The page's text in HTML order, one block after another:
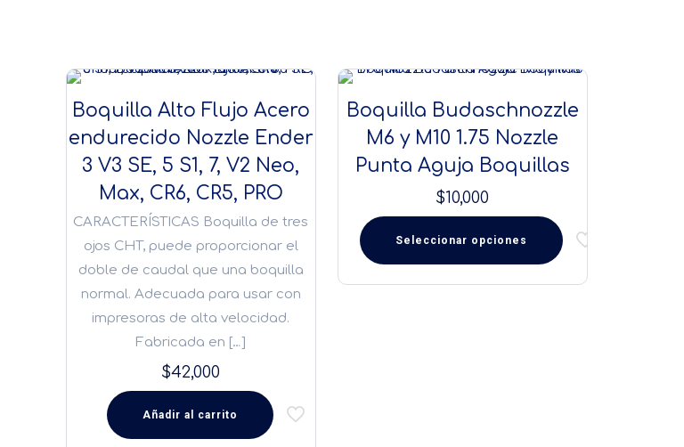
Boquilla Alto Flujo Acero
endurecido Nozzle Ender
3 V3 SE, 5 S1, 7, V2 Neo,
Max, CR6, CR5, PRO
CARACTERÍSTICAS Boquilla de tres
ojos CHT, puede proporcionar el
doble de caudal que una boquilla
normal. Adecuada para usar con
impresoras de alta velocidad.
Fabricada en […]
$42,000
Añadir al carrito
Boquilla Budaschnozzle
M6 y M10 1.75 Nozzle
Punta Aguja Boquillas
$10,000
Seleccionar opciones
Este